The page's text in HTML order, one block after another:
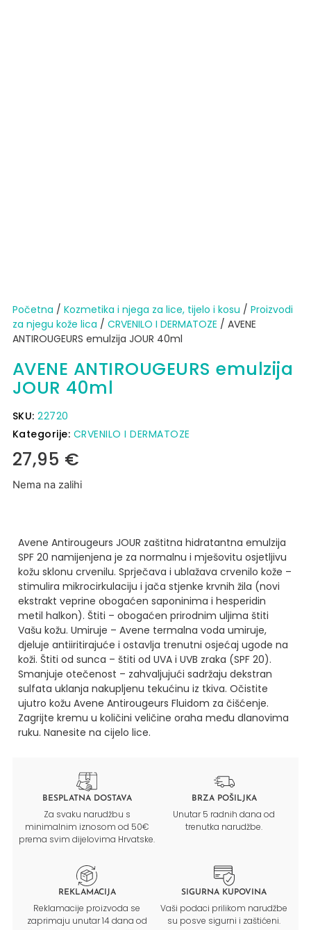
Početna / Kozmetika i njega za lice, tijelo i kosu / Proizvodi
za njegu kože lica / CRVENILO I DERMATOZE / AVENE
ANTIROUGEURS emulzija JOUR 40ml
AVENE ANTIROUGEURS emulzija
JOUR 40ml
SKU:22720
Kategorije: CRVENILO I DERMATOZE
27,95 €
Nema na zalihi
Avene Antirougeurs JOUR zaštitna hidratantna emulzija
SPF 20 namijenjena je za normalnu i mješovitu osjetljivu
kožu sklonu crvenilu. Sprječava i ublažava crvenilo kože –
stimulira mikrocirkulaciju i jača stjenke krvnih žila (novi
ekstrakt veprine obogaćen saponinima i hesperidin
metil halkon). Štiti – obogaćen prirodnim uljima štiti
Vašu kožu. Umiruje – Avene termalna voda umiruje,
djeluje antiiritirajuće i ostavlja trenutni osjećaj ugode na
koži. Štiti od sunca – štiti od UVA i UVB zraka (SPF 20).
Smanjuje otečenost – zahvaljujući sadržaju dekstran
sulfata uklanja nakupljenu tekućinu iz tkiva. Očistite
ujutro kožu Avene Antirougeurs Fluidom za čišćenje.
Zagrijte kremu u količini veličine oraha među dlanovima
ruku. Nanesite na cijelo lice.
BESPLATNA DOSTAVA
Za svaku narudžbu s
minimalnim iznosom od 50€
prema svim dijelovima Hrvatske.
BRZA POŠILJKA
Unutar 5 radnih dana od
trenutka narudžbe.
REKLAMACIJA
Reklamacije proizvoda se
zaprimaju unutar 14 dana od
SIGURNA KUPOVINA
Vaši podaci prilikom narudžbe
su posve sigurni i zaštićeni.